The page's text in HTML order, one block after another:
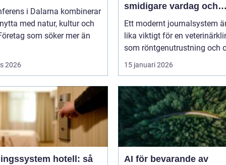
i Dalarna kombinerar
med natur, kultur och
som söker mer än
2026
smidigare vardag och
säkrare vård
Ett modernt journalsystem
lika viktigt för en
som röntgenutrustning och
15 januari 2026
hotell: så
AI för bevarande av